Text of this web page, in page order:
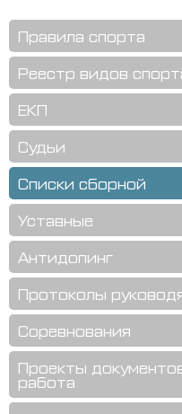
Правила спорта
Реестр видов
ЕКП
Судьи
Списки сборной
Уставные
Антидопинг
Протоколы
Соревнования
Проекты
работа